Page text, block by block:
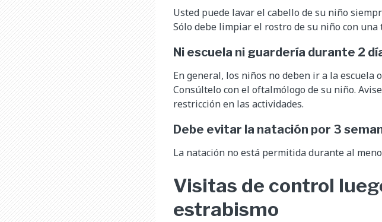
Usted puede lavar el cabello de su niño
Sólo debe limpiar el rostro de su niño con
Ni escuela ni guardería durante 2
En general, los niños no deben ir a la
Consúltelo con el oftalmólogo de su niño.
restricción en las actividades.
Debe evitar la natación por 3
La natación no está permitida durante al
Visitas de control
estrabismo